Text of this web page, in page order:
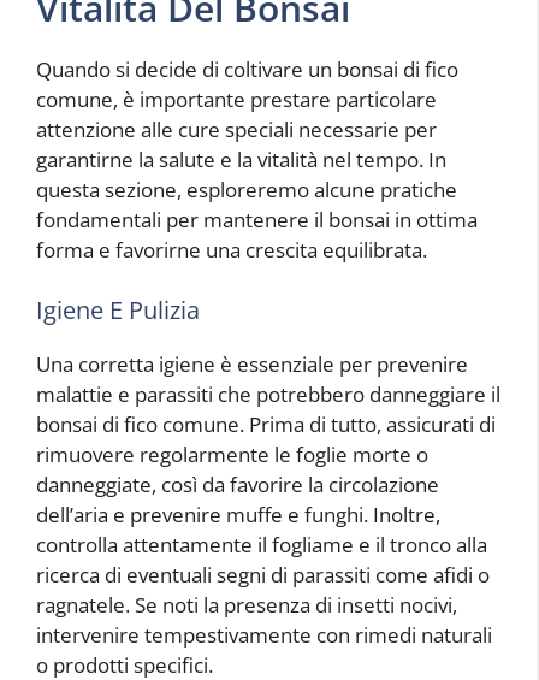
Quando si decide di coltivare un bonsai di fico
comune, è importante prestare particolare
attenzione alle cure speciali necessarie per
garantirne la salute e la vitalità nel tempo. In
questa sezione, esploreremo alcune pratiche
fondamentali per mantenere il bonsai in ottima
forma e favorirne una crescita equilibrata.
Igiene E Pulizia
Una corretta igiene è essenziale per prevenire
malattie e parassiti che potrebbero danneggiare il
bonsai di fico comune. Prima di tutto, assicurati di
rimuovere regolarmente le foglie morte o
danneggiate, così da favorire la circolazione
dell’aria e prevenire muffe e funghi. Inoltre,
controlla attentamente il fogliame e il tronco alla
ricerca di eventuali segni di parassiti come afidi o
ragnatele. Se noti la presenza di insetti nocivi,
intervenire tempestivamente con rimedi naturali
o prodotti specifici.